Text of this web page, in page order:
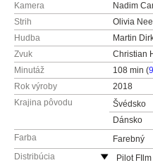
Kamera
Nadim
Strih
Olivia
Hudba
Martin
Zvuk
Christian
Minutáž
108 min (
Rok výroby
2018
Krajina pôvodu
Švédsko
Dánsko
Farba
Farebný
Distribúcia
Pilot FIlm